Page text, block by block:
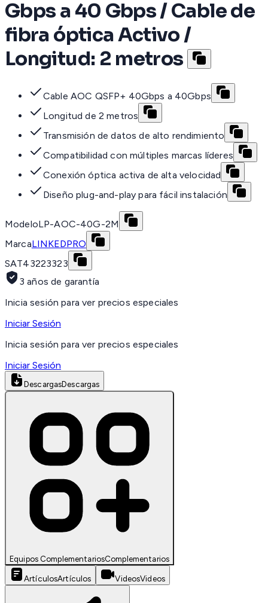
Gbps a 40 Gbps / Cable de
fibra óptica Activo /
Longitud: 2 metros
Cable AOC QSFP+ 40Gbps a 40Gbps
Longitud de 2 metros
Transmisión de datos de alto rendimiento
Compatibilidad con múltiples marcas líderes
Conexión óptica activa de alta velocidad
Diseño plug-and-play para fácil instalación
ModeloLP-AOC-40G-2M
MarcaLINKEDPRO
SAT43223323
3 años de garantía
Inicia sesión para ver precios especiales
Iniciar Sesión
Inicia sesión para ver precios especiales
Iniciar Sesión
DescargasDescargas
Equipos ComplementariosComplementarios
ArtículosArtículos VideosVideos